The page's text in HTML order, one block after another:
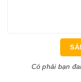
Có phải bạn